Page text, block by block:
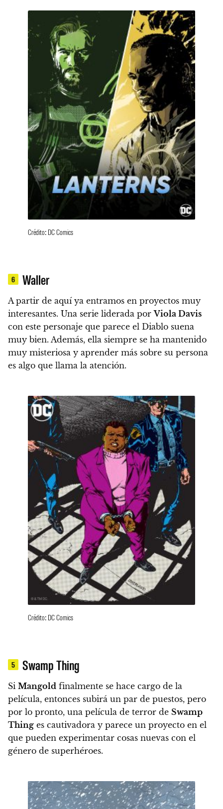
Crédito: DC Comics
6 Waller
A partir de aquí ya entramos en proyectos muy
interesantes. Una serie liderada porViola Davis
con este personaje que parece el Diablo suena
muy bien. Además, ella siempre se ha mantenido
muy misteriosa y aprender más sobre su persona
es algo que llama la atención.
Crédito: DC Comics
5 Swamp Thing
Si Mangold finalmente se hace cargo de la
película, entonces subirá un par de puestos, pero
por lo pronto, una película de terror de Swamp
Thing es cautivadora y parece un proyecto en el
que pueden experimentar cosas nuevas con el
género de superhéroes.